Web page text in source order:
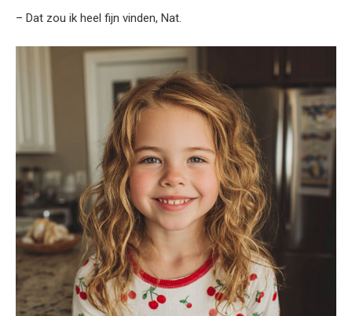
– Dat zou ik heel fijn vinden, Nat.